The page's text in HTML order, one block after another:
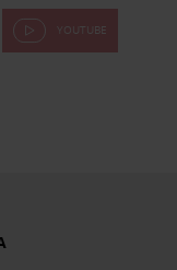
YOUTUBE